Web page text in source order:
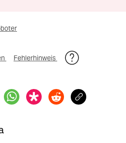
Fehlerhinweis